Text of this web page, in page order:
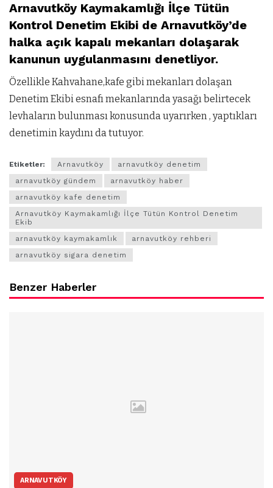
Arnavutköy Kaymakamlığı İlçe Tütün
Kontrol Denetim Ekibi de Arnavutköy’de
halka açık kapalı mekanları dolaşarak
kanunun uygulanmasını denetliyor.
Özellikle Kahvahane,kafe gibi mekanları dolaşan
Denetim Ekibi esnafı mekanlarında yasağı belirtecek
levhaların bulunması konusunda uyarırken , yaptıkları
denetimin kaydını da tutuyor.
Etiketler: Arnavutköy
arnavutköy denetim
arnavutköy gündem
arnavutköy haber
arnavutköy kafe denetim
Arnavutköy Kaymakamlığı İlçe Tütün Kontrol Denetim
Ekib
arnavutköy kaymakamlık
arnavutköy rehberi
arnavutköy sigara denetim
Benzer Haberler
ARNAVUTKÖY